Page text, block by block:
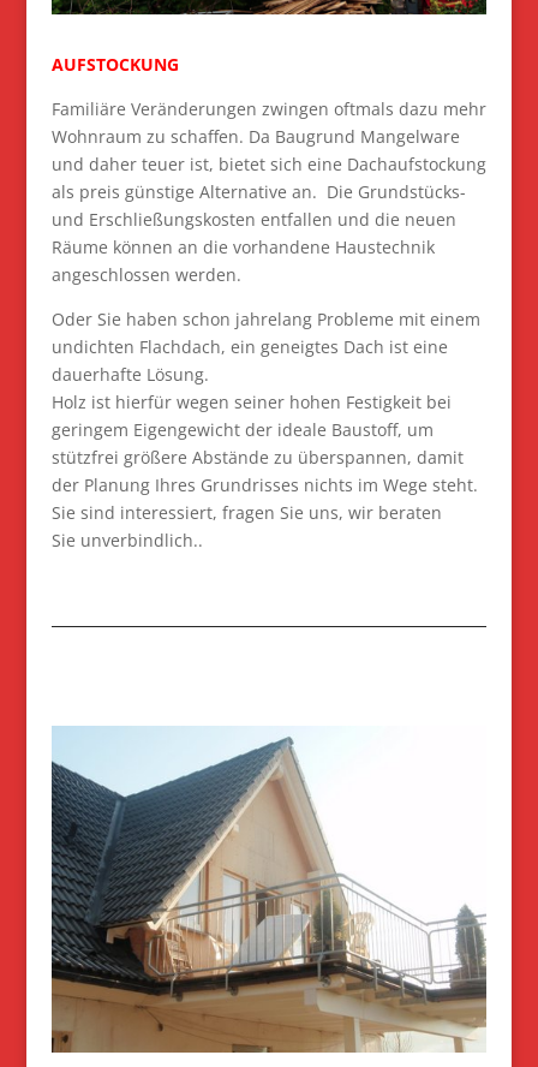
AUFSTOCKUNG
Familiäre Veränderungen zwingen oftmals dazu mehr
Wohnraum zu schaffen. Da Baugrund Mangelware
und daher teuer ist, bietet sich eine Dachaufstockung
als preis günstige Alternative an. Die Grundstücks-
und Erschließungskosten entfallen und die neuen
Räume können an die vorhandene Haustechnik
angeschlossen werden.
Oder Sie haben schon jahrelang Probleme mit einem
undichten Flachdach, ein geneigtes Dach ist eine
dauerhafte Lösung.
Holz ist hierfür wegen seiner hohen Festigkeit bei
geringem Eigengewicht der ideale Baustoff, um
stützfrei größere Abstände zu überspannen, damit
der Planung Ihres Grundrisses nichts im Wege steht.
Sie sind interessiert, fragen Sie uns, wir beraten
Sie unverbindlich..